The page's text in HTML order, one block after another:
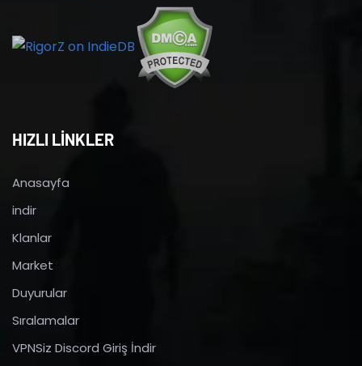
HIZLI LİNKLER
Anasayfa
indir
Klanlar
Market
Duyurular
Sıralamalar
VPNSiz Discord Giriş İndir